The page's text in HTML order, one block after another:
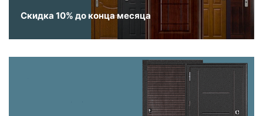
Скидка 10% до конца месяца